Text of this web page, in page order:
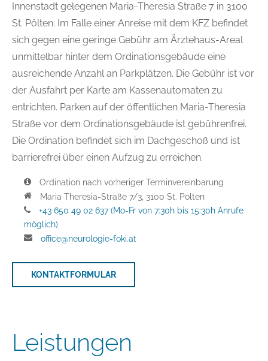
Innenstadt gelegenen Maria-Theresia Straße 7 in 3100
St. Pölten. Im Falle einer Anreise mit dem KFZ befindet
sich gegen eine geringe Gebühr am Ärztehaus-Areal
unmittelbar hinter dem Ordinationsgebäude eine
ausreichende Anzahl an Parkplätzen. Die Gebühr ist vor
der Ausfahrt per Karte am Kassenautomaten zu
entrichten. Parken auf der öffentlichen Maria-Theresia
Straße vor dem Ordinationsgebäude ist gebührenfrei.
Die Ordination befindet sich im Dachgeschoß und ist
barrierefrei über einen Aufzug zu erreichen.
Ordination nach vorheriger Terminvereinbarung
Maria Theresia-Straße 7/3, 3100 St. Pölten
+43 650 49 02 637 (Mo-Fr von 7:30h bis 15:30h Anrufe
möglich)
office@neurologie-foki.at
KONTAKTFORMULAR
Leistungen